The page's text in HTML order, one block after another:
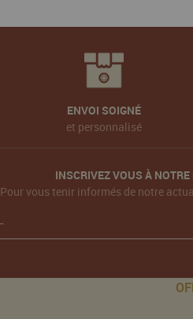
ENVOI SOIGNÉ
et personnalisé
INSCRIVEZ VOUS À
Pour vous tenir informés de notre